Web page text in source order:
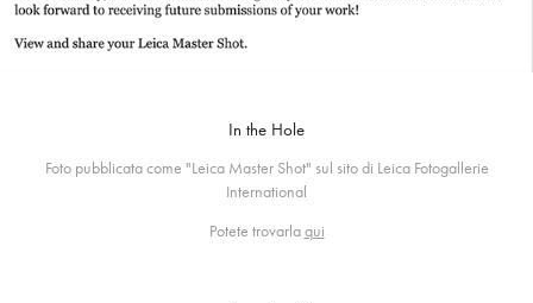
In the Hole
Foto pubblicata come "Leica Master Shot" sul sito di Leica Fotogallerie
International
Potete trovarlaqui